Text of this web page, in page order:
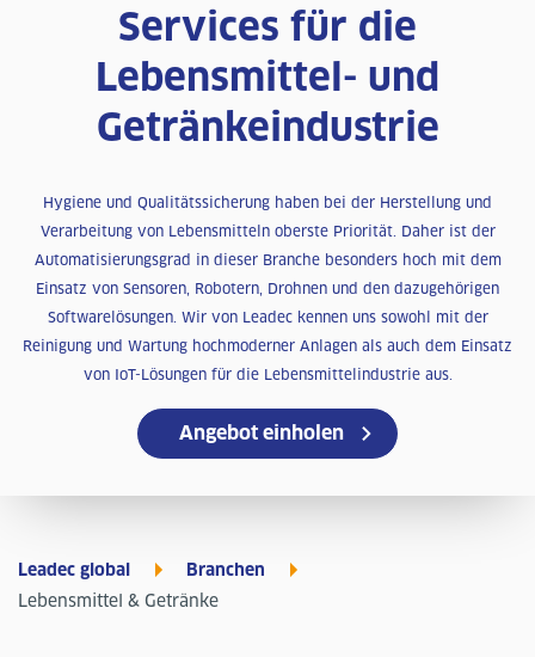
Services für die
Lebensmittel- und
Getränkeindustrie
Hygiene und Qualitätssicherung haben bei der Herstellung und
Verarbeitung von Lebensmitteln oberste Priorität. Daher ist der
Automatisierungsgrad in dieser Branche besonders hoch mit dem
Einsatz von Sensoren, Robotern, Drohnen und den dazugehörigen
Softwarelösungen. Wir von Leadec kennen uns sowohl mit der
Reinigung und Wartung hochmoderner Anlagen als auch dem Einsatz
von IoT-Lösungen für die Lebensmittelindustrie aus.
Angebot einholen
Leadec global
Branchen
Lebensmittel & Getränke